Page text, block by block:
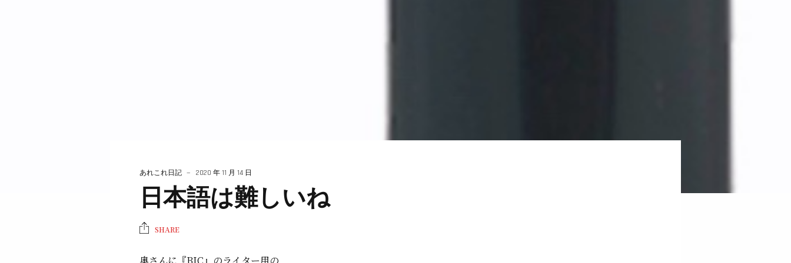
あれこれ日記 2020 年 11 月 14 日
日本語は難しいね
SHARE